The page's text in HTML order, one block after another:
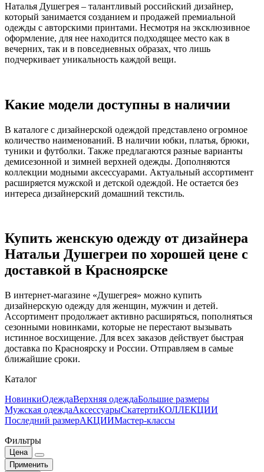
Наталья Душегрея – талантливый российский дизайнер,
который занимается созданием и продажей премиальной
одежды с авторскими принтами. Несмотря на эксклюзивное
оформление, для нее находится подходящее место как в
вечерних, так и в повседневных образах, что лишь
подчеркивает уникальность каждой вещи.
Какие модели доступны в наличии
В каталоге с дизайнерской одеждой представлено огромное
количество наименований. В наличии юбки, платья, брюки,
туники и футболки. Также предлагаются разные варианты
демисезонной и зимней верхней одежды. Дополняются
коллекции модными аксессуарами. Актуальный ассортимент
расширяется мужской и детской одеждой. Не остается без
интереса дизайнерский домашний текстиль.
Купить женскую одежду от дизайнера
Натальи Душегреи по хорошей цене с
доставкой в Красноярске
В интернет-магазине «Душегрея» можно купить
дизайнерскую одежду для женщин, мужчин и детей.
Ассортимент продолжает активно расширяться, пополняться
сезонными новинками, которые не перестают вызывать
истинное восхищение. Для всех заказов действует быстрая
доставка по Красноярску и России. Отправляем в самые
ближайшие сроки.
Каталог
НовинкиОдеждаВерхняя одеждаБольшие размеры
Мужская одеждаАксессуарыСкатертиКОЛЛЕКЦИИ
Последний размерАКЦИИМастер-классы
Фильтры
Цена
Применить